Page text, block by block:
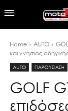
Home AUTO
και γνήσιας
AUTO ΠΑΡΟΥΣΙΑΣΗ
GOLF